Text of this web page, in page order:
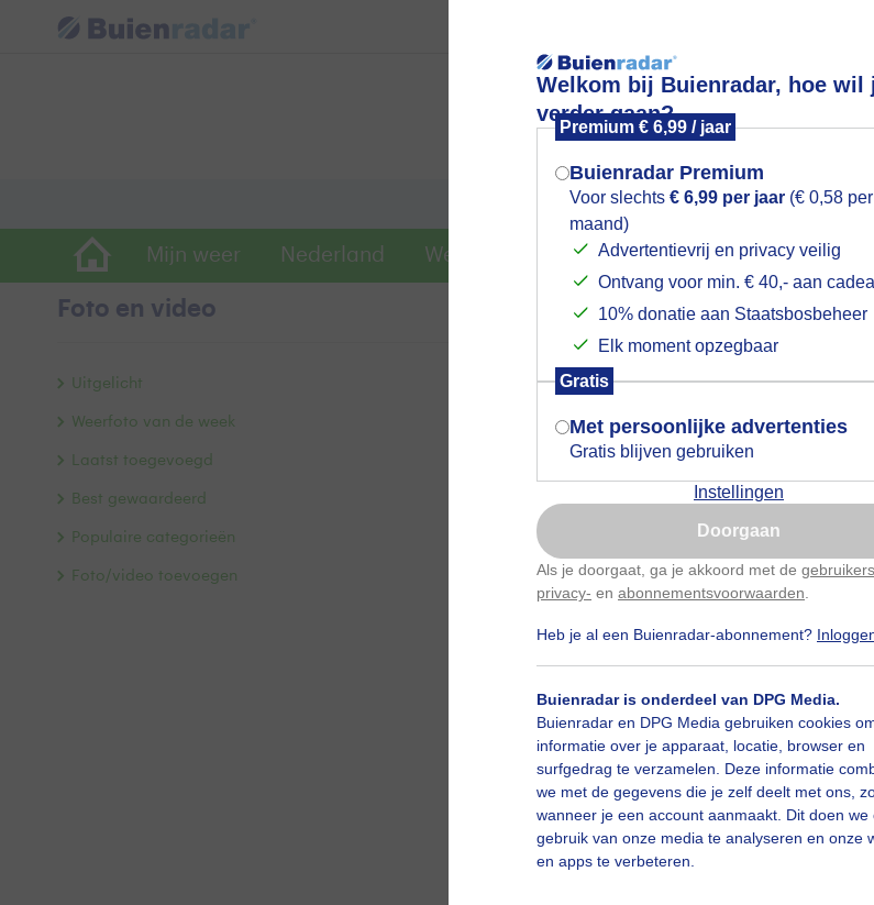
Welkom bij Buienradar, hoe wil
verder gaan?
Premium € 6,99 / jaar
Buienradar Premium
Voor slechts € 6,99 per jaar (€ 0,58 per
maand)
Advertentievrij en privacy veilig
Ontvang voor min. € 40,- aan
10% donatie aan Staatsbosbeheer
Elk moment opzegbaar
Gratis
Met persoonlijke advertenties
Gratis blijven gebruiken
Instellingen
Doorgaan
Als je doorgaat, ga je akkoord met de
privacy- en abonnementsvoorwaarden
Heb je al een Buienradar-abonnement?
Buienradar is onderdeel van DPG Media.
Buienradar en DPG Media gebruiken cookies
informatie over je apparaat, locatie, browser en
surfgedrag te verzamelen. Deze informatie
we met de gegevens die je zelf deelt met ons,
wanneer je een account aanmaakt. Dit doen we
gebruik van onze media te analyseren en onze
en apps te verbeteren.
Lees meer.
Mijn weer Nederland Wereldwijd Foto en video Weerzine
Foto en video
Zonnig zomerweer
Veel ruimte voor de zon met wat dunne
Uitgelicht
Weerfoto van de week
Laatst toegevoegd
Best gewaardeerd
Populaire categorieën
Foto/video toevoegen
Mogen we je locatie gebruiken
het weer?
Indien je hier nog geen akkoord op
gegeven, verschijnt er zo een pop-
je browser waarin deze
gevraagd wordt.
Is goed, toon de popup
Nu niet, misschien later
Gebruik je Safari en wil je niet elke dag deze
Klikhierom dit aan te passen